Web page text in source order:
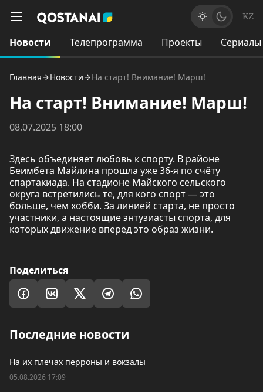
KZ
Новости Телепрограмма Проекты Сериалы
Главная Новости На старт! Внимание! Марш!
На старт! Внимание! Марш!
08.07.2025 18:00
Здесь объединяет любовь к спорту. В районе
Беимбета Майлина прошла уже 36-я по счёту
спартакиада. На стадионе Майского сельского
округа встретились те, для кого спорт — это
больше, чем хобби. За линией старта, не просто
участники, а настоящие энтузиасты спорта, для
которых движение вперёд это образ жизни.
Поделиться
Последние новости
На их плечах перроны и вокзалы
05.08.2026 17:09